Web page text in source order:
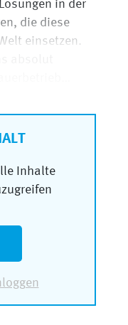
in der
die diese
einsetzen.
Inhalte